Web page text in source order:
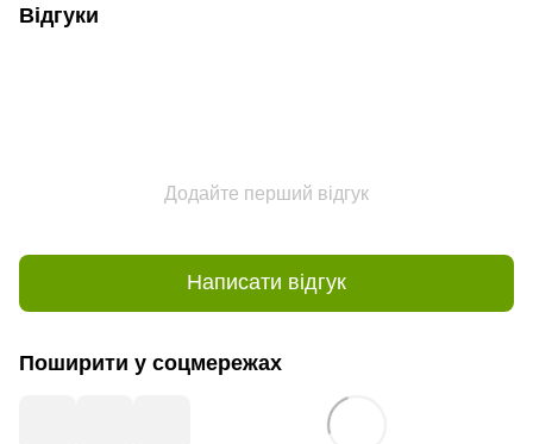
Відгуки
Додайте перший відгук
Написати відгук
Поширити у соцмережах